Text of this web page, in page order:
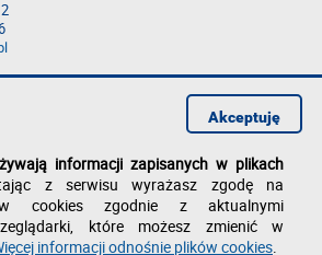
informacji zapisanych w plikach
z serwisu wyrażasz zgodę na
cookies zgodnie z aktualnymi
które możesz zmienić w
informacji odnośnie plików cookies.
Akceptuję